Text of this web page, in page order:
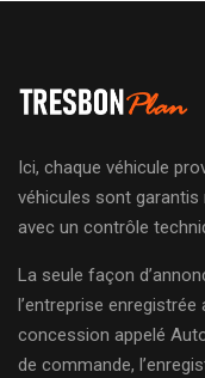
Ici, chaque véhicule
véhicules sont
avec un contrôle
La seule façon
l’entreprise
concession appelé
de commande,